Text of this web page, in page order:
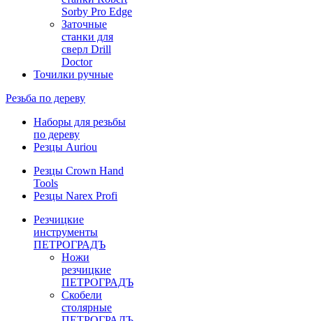
Sorby Pro Edge
Заточные
станки для
сверл Drill
Doctor
Точилки ручные
Резьба по дереву
Наборы для резьбы
по дереву
Резцы Auriou
Резцы Crown Hand
Tools
Резцы Narex Profi
Резчицкие
инструменты
ПЕТРОГРАДЪ
Ножи
резчицкие
ПЕТРОГРАДЪ
Скобели
столярные